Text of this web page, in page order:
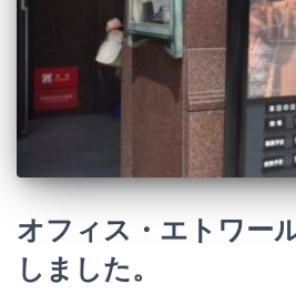
オフィス・エトワー
しました。